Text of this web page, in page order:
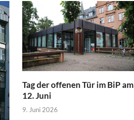
Tag der offenen Tür im BiP am
12. Juni
9. Juni 2026